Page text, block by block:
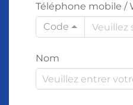
Téléphone mobile /
Code
Nom